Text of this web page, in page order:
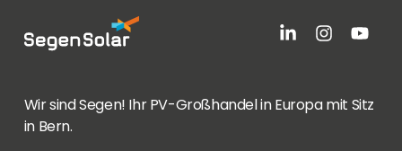
Wir sind Segen! Ihr PV-Großhandel in Europa mit Sitz
in Bern.